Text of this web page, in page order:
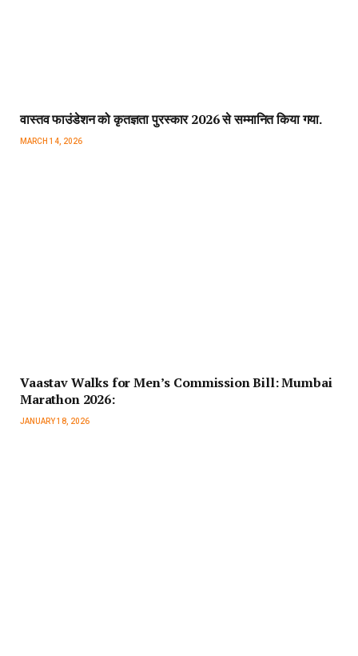
वास्तव फाउंडेशन को कृतज्ञता पुरस्कार 2026 से सम्मानित किया गया.
MARCH 14, 2026
Vaastav Walks for Men’s Commission Bill: Mumbai
Marathon 2026:
JANUARY 18, 2026